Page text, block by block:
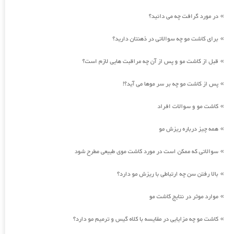
» در مورد گرافت چه می دانید؟
» برای کاشت مو چه سوالاتی در ذهنتان دارید؟
» قبل از کاشت مو و پس از آن چه مراقبت هایی لازم است؟
» پس از کاشت مو چه بر سر موها می آید؟!
» کاشت مو و سوالات افراد
» همه چیز درباره ریزش مو
» سوالاتی که ممکن است در مورد کاشت موی طبیعی مطرح شود
» بالا رفتن سن چه ارتباطی با ریزش مو دارد؟
» موارد موثر در نتایج کاشت مو
» کاشت مو چه مزایایی در مقایسه با کلاه گیس و ترمیم مو دارد؟